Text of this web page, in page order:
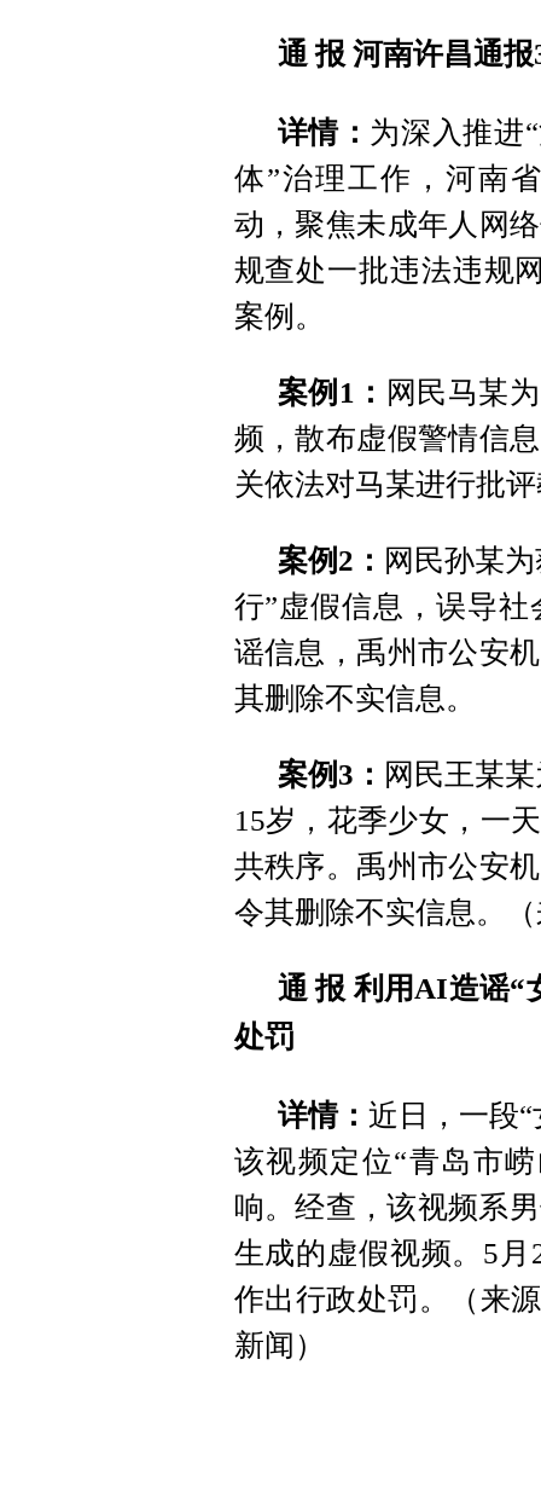
通 报 河南许昌通
详情： 为深入推进
体”治理工作，河南
动，聚焦未成年人网
规查处一批违法违规
案例。
案例1： 网民马某
频，散布虚假警情信
关依法对马某进行批
案例2： 网民孙某
行”虚假信息，误导
谣信息，禹州市公安
其删除不实信息。
案例3： 网 民王某
15岁，花季少女，一
共秩序。禹州市公安
令其删除不实信息。
通 报利用AI造谣“
处罚
详情： 近日，一段
该视频定位“青岛市
响。经查，该视频系
生成的虚假视频。5
作出行政处罚。（来
新闻）